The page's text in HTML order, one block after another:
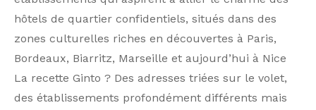
hôtels de quartier confidentiels, situés dans des
zones culturelles riches en découvertes à Paris,
Bordeaux, Biarritz, Marseille et aujourd’hui à Nice
La recette Ginto ? Des adresses triées sur le volet,
des établissements profondément différents mais